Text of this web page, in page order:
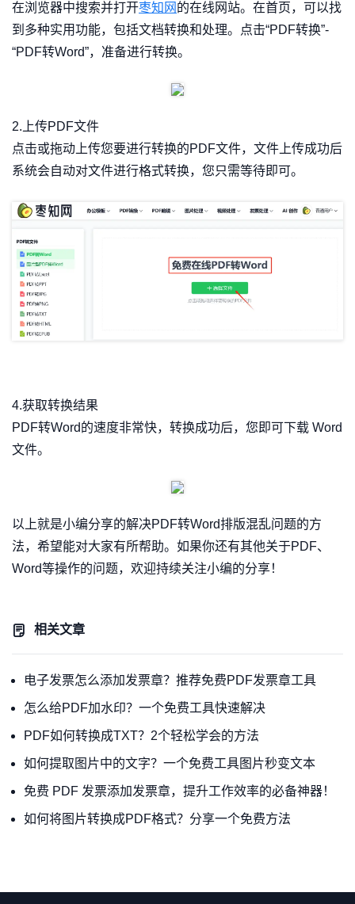
在浏览器中搜索并打开枣知网 的在线网站。在首页，可以找
到多种实用功能，包括文档转换和处理。点击“PDF转换”-
“PDF转Word”，准备进行转换。
2.上传PDF文件
点击或拖动上传您要进行转换的PDF文件，文件上传成功后
系统会自动对文件进行格式转换，您只需等待即可。
4.获取转换结果
PDF转Word的速度非常快，转换成功后，您即可下载 Word
文件。
以上就是小编分享的解决PDF转Word排版混乱问题的方
法，希望能对大家有所帮助。如果你还有其他关于PDF、
Word等操作的问题，欢迎持续关注小编的分享！
相关文章
电子发票怎么添加发票章？推荐免费PDF发票章工具
怎么给PDF加水印？一个免费工具快速解决
PDF如何转换成TXT？2个轻松学会的方法
如何提取图片中的文字？一个免费工具图片秒变文本
免费 PDF 发票添加发票章，提升工作效率的必备神器！
如何将图片转换成PDF格式？分享一个免费方法